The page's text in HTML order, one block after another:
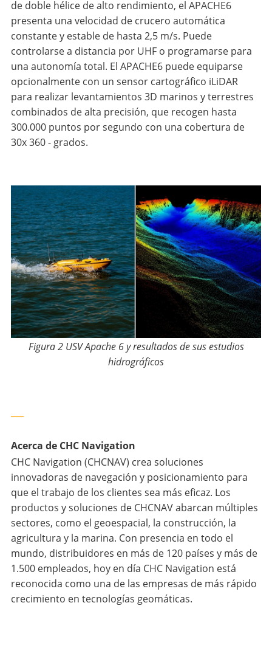
de doble hélice de alto rendimiento, el APACHE6
presenta una velocidad de crucero automática
constante y estable de hasta 2,5 m/s. Puede
controlarse a distancia por UHF o programarse para
una autonomía total. El APACHE6 puede equiparse
opcionalmente con un sensor cartográfico iLiDAR
para realizar levantamientos 3D marinos y terrestres
combinados de alta precisión, que recogen hasta
300.000 puntos por segundo con una cobertura de
30x 360 - grados.
Figura 2 USV Apache 6 y resultados de sus estudios
hidrográficos
Acerca de CHC Navigation
CHC Navigation (CHCNAV) crea soluciones
innovadoras de navegación y posicionamiento para
que el trabajo de los clientes sea más eficaz. Los
productos y soluciones de CHCNAV abarcan múltiples
sectores, como el geoespacial, la construcción, la
agricultura y la marina. Con presencia en todo el
mundo, distribuidores en más de 120 países y más de
1.500 empleados, hoy en día CHC Navigation está
reconocida como una de las empresas de más rápido
crecimiento en tecnologías geomáticas.